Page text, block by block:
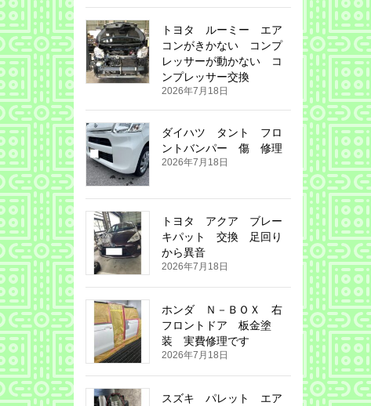
トヨタ ルーミー エア
コンがきかない コンプ
レッサーが動かない コ
ンプレッサー交換
2026年7月18日
ダイハツ タント フロ
ントバンパー 傷 修理
2026年7月18日
トヨタ アクア ブレー
キパット 交換 足回り
から異音
2026年7月18日
ホンダ Ｎ－ＢＯＸ 右
フロントドア 板金塗
装 実費修理です
2026年7月18日
スズキ パレット エア